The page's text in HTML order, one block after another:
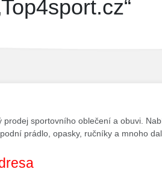
prodej sportovního oblečení a obuvi.
prádlo, opasky, ručníky a mnoho